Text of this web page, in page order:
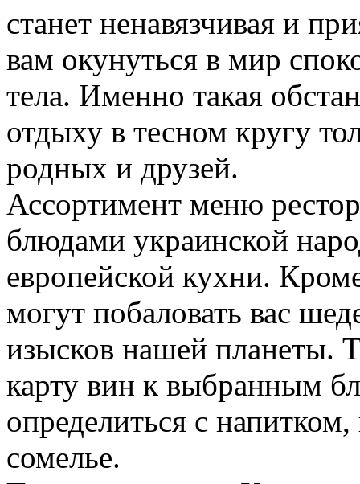
станет ненавязчивая и
вам окунуться в мир
тела. Именно такая
отдыху в тесном кругу
родных и друзей.
Ассортимент меню
блюдами украинской
европейской кухни.
могут побаловать вас
изысков нашей планеты.
карту вин к выбранным
определиться с
сомелье.